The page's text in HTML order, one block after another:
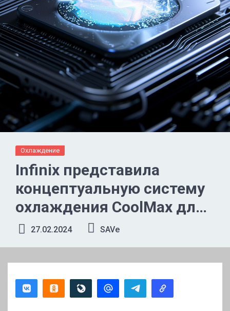
Охлаждение
Infinix представила
концептуальную систему
охлаждения CoolMax для
смартфонов
27.02.2024 SAVe